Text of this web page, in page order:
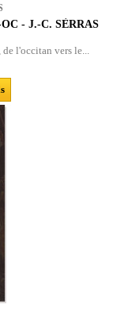
- J.-C. SÈRRAS
l'occitan vers le...